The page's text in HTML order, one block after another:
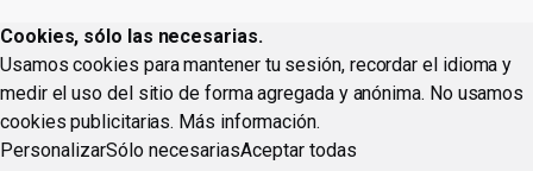
Cookies, sólo las necesarias.
Usamos cookies para mantener tu sesión, recordar el idioma y
medir el uso del sitio de forma agregada y anónima. No usamos
cookies publicitarias. Más información.
PersonalizarSólo necesariasAceptar todas